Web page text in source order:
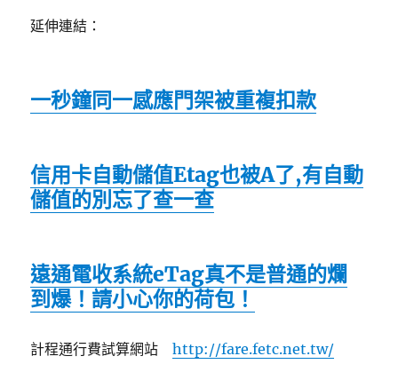
延伸連結：
一秒鐘同一感應門架被重複扣款
信用卡自動儲值Etag也被A了,有自動
儲值的別忘了查一查
遠通電收系統eTag真不是普通的爛
到爆！請小心你的荷包！
計程通行費試算網站http://fare.fetc.net.tw/